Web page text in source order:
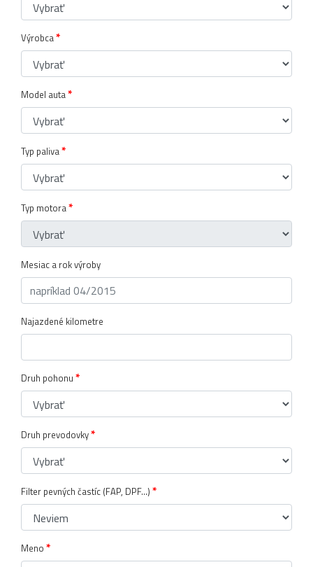
Výrobca*
Model auta*
Typ paliva*
Typ motora*
Mesiac a rok výroby
Najazdené kilometre
Druh pohonu *
Druh prevodovky*
Filter pevných častíc (FAP, DPF...) *
Meno *